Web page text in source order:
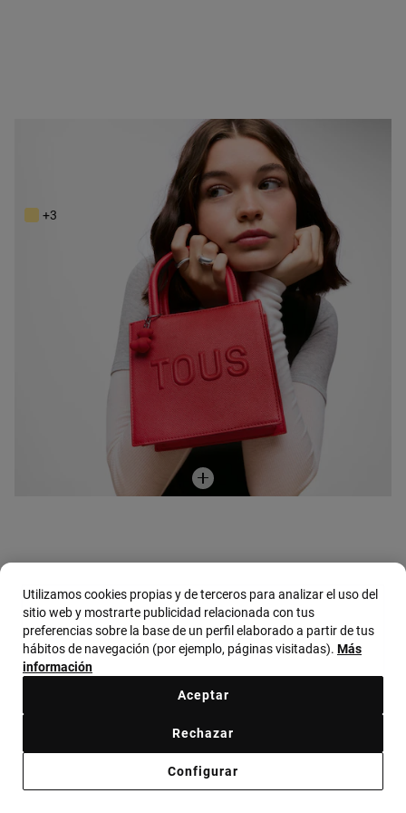
Mini bolso rojo TOUS Back to Basics
99,00 €
NEW IN
City mediano rojo TOUS Back to Basics
189,00 €
Utilizamos cookies propias y de terceros para analizar el uso del
sitio web y mostrarte publicidad relacionada con tus
preferencias sobre la base de un perfil elaborado a partir de tus
hábitos de navegación (por ejemplo, páginas visitadas). Más
información
Configurar
Rechazar
Aceptar